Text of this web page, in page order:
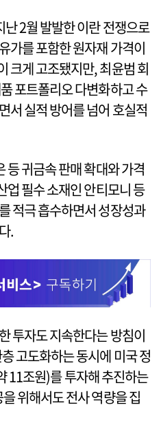
2월 발발한 이란 전쟁으로
가를 포함한 원자재 가격이
크게 고조됐지만, 최윤범 회
포트폴리오 다변화하고 수
서 실적 방어를 넘어 호실적
등 귀금속 판매 확대와 가격
업 필수 소재인 안티모니 등
적극 흡수하면서 성장성과
.
투자도 지속한다는 방침이
고도화하는 동시에 미국 정
11조원)를 투자해 추진하는
위해서도 전사 역량을 집